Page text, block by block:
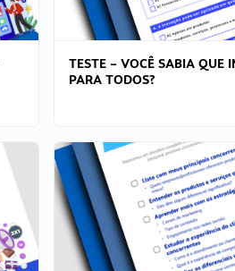
TESTE – VOCÊ SABIA QUE
PARA TODOS?